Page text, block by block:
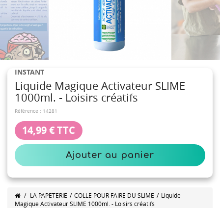
INSTANT
Liquide Magique Activateur SLIME
1000ml. - Loisirs créatifs
Référence : 14281
14,99 €TTC
Ajouter au panier
/ LA PAPETERIE / COLLE POUR FAIRE DU SLIME / Liquide
Magique Activateur SLIME 1000ml. - Loisirs créatifs